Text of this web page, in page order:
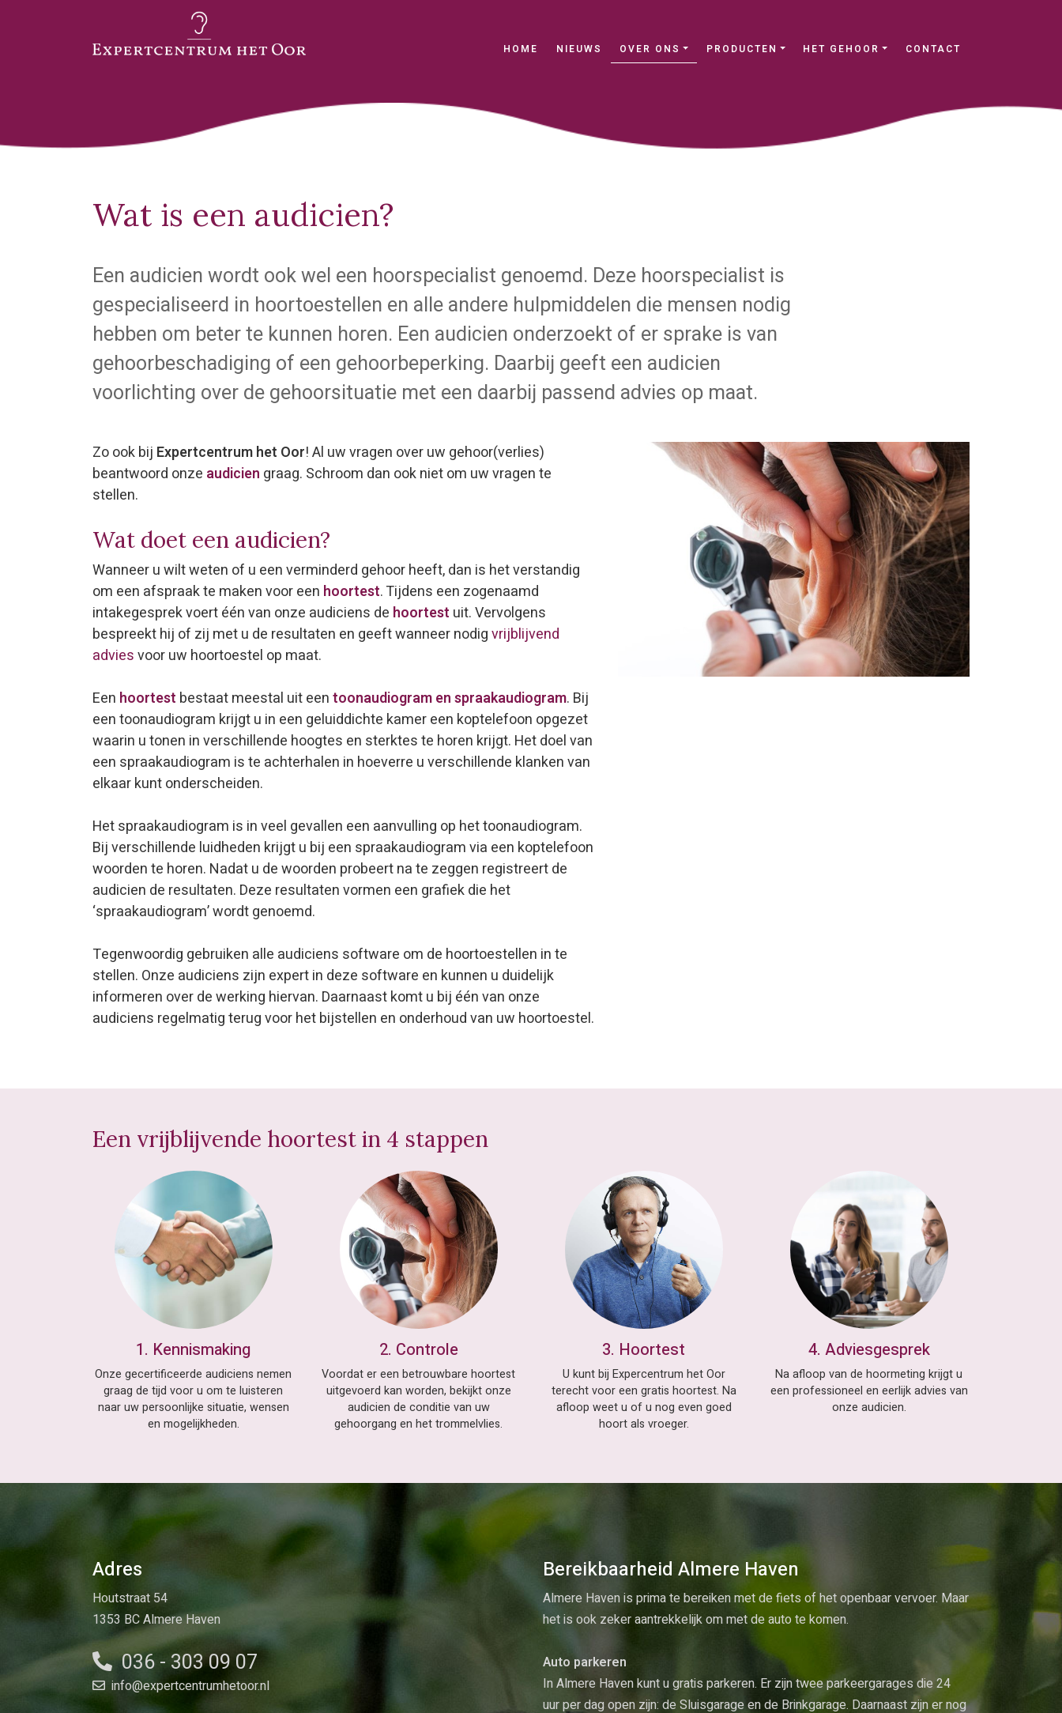
HOME (current)
NIEUWS OVER ONS PRODUCTEN HET GEHOOR CONTACT
Wat is een audicien?
Een audicien wordt ook wel een hoorspecialist genoemd. Deze hoorspecialist is
gespecialiseerd in hoortoestellen en alle andere hulpmiddelen die mensen nodig
hebben om beter te kunnen horen. Een audicien onderzoekt of er sprake is van
gehoorbeschadiging of een gehoorbeperking. Daarbij geeft een audicien
voorlichting over de gehoorsituatie met een daarbij passend advies op maat.
Zo ook bij Expertcentrum het Oor! Al uw vragen over uw gehoor(verlies)
beantwoord onze audicien graag. Schroom dan ook niet om uw vragen te
stellen.
Wat doet een audicien?
Wanneer u wilt weten of u een verminderd gehoor heeft, dan is het verstandig
om een afspraak te maken voor een hoortest. Tijdens een zogenaamd
intakegesprek voert één van onze audiciens de hoortest uit. Vervolgens
bespreekt hij of zij met u de resultaten en geeft wanneer nodigvrijblijvend
adviesvoor uw hoortoestel op maat.
Een hoortest bestaat meestal uit eentoonaudiogram en spraakaudiogram. Bij
een toonaudiogram krijgt u in een geluiddichte kamer een koptelefoon opgezet
waarin u tonen in verschillende hoogtes en sterktes te horen krijgt. Het doel van
een spraakaudiogram is te achterhalen in hoeverre u verschillende klanken van
elkaar kunt onderscheiden.
Het spraakaudiogram is in veel gevallen een aanvulling op het toonaudiogram.
Bij verschillende luidheden krijgt u bij een spraakaudiogram via een koptelefoon
woorden te horen. Nadat u de woorden probeert na te zeggen registreert de
audicien de resultaten. Deze resultaten vormen een grafiek die het
‘spraakaudiogram’ wordt genoemd.
Tegenwoordig gebruiken alle audiciens software om de hoortoestellen in te
stellen. Onze audiciens zijn expert in deze software en kunnen u duidelijk
informeren over de werking hiervan. Daarnaast komt u bij één van onze
audiciens regelmatig terug voor het bijstellen en onderhoud van uw hoortoestel.
Een vrijblijvende hoortest in 4 stappen
1. Kennismaking
Onze gecertificeerde audiciens nemen
graag de tijd voor u om te luisteren
naar uw persoonlijke situatie, wensen
en mogelijkheden.
2. Controle
Voordat er een betrouwbare hoortest
uitgevoerd kan worden, bekijkt onze
audicien de conditie van uw
gehoorgang en het trommelvlies.
3. Hoortest
U kunt bij Expercentrum het Oor
terecht voor een gratis hoortest. Na
afloop weet u of u nog even goed
hoort als vroeger.
4. Adviesgesprek
Na afloop van de hoormeting krijgt u
een professioneel en eerlijk advies van
onze audicien.
Adres
Houtstraat 54
1353 BC Almere Haven
036 - 303 09 07
info@expertcentrumhetoor.nl
Bereikbaarheid Almere Haven
Almere Haven is prima te bereiken met de fiets of het openbaar vervoer. Maar
het is ook zeker aantrekkelijk om met de auto te komen.
Auto parkeren
In Almere Haven kunt u gratis parkeren. Er zijn twee parkeergarages die 24
uur per dag open zijn: de Sluisgarage en de Brinkgarage. Daarnaast zijn er nog